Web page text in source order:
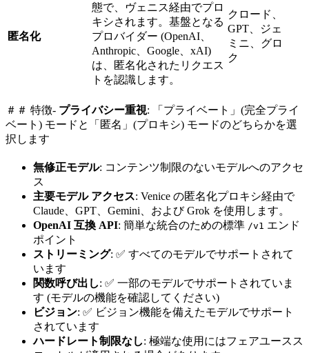
匿名化
態で、ヴェニス経由でプロ
キシされます。基盤となる
プロバイダー (OpenAI、
Anthropic、Google、xAI)
は、匿名化されたリクエス
トを認識します。
クロード、
GPT、ジェ
ミニ、グロ
ク
＃＃ 特徴- プライバシー重視: 「プライベート」(完全プライ
ベート) モードと「匿名」(プロキシ) モードのどちらかを選
択します
無修正モデル: コンテンツ制限のないモデルへのアクセ
ス
主要モデル アクセス: Venice の匿名化プロキシ経由で
Claude、GPT、Gemini、および Grok を使用します。
OpenAI 互換 API: 簡単な統合のための標準 /v1 エンド
ポイント
ストリーミング: ✅ すべてのモデルでサポートされて
います
関数呼び出し: ✅ 一部のモデルでサポートされていま
す (モデルの機能を確認してください)
ビジョン: ✅ ビジョン機能を備えたモデルでサポート
されています
ハードレート制限なし: 極端な使用にはフェアユースス